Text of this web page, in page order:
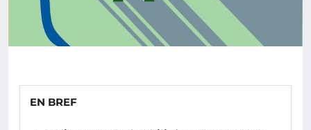
EN BREF